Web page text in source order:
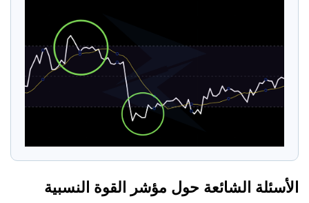
الأسئلة الشائعة حول مؤشر القوة النسبية